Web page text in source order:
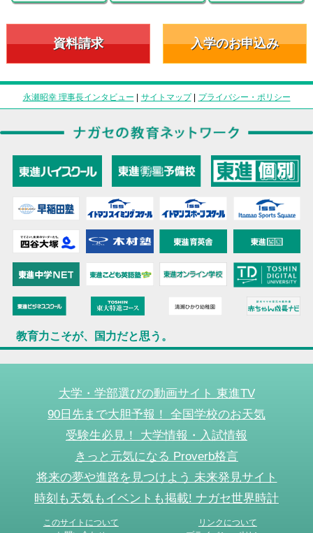
資料請求 入学のお申込み
永瀬昭幸 理事長インタビュー | サイトマップ| プライバシー・ポリシー
教育力こそが、国力だと思う。
大学・学部選びの動画サイト 東進TV
90日先まで大胆予報！ 全国学校のお天気
受験生必見！ 大学情報・入試情報
きっと元気になる Proverb格言
将来の夢や進路を見つけよう 未来発見サイト
時刻も天気もイベントも掲載! ナガセ世界時計
このサイトについて
リンクについて